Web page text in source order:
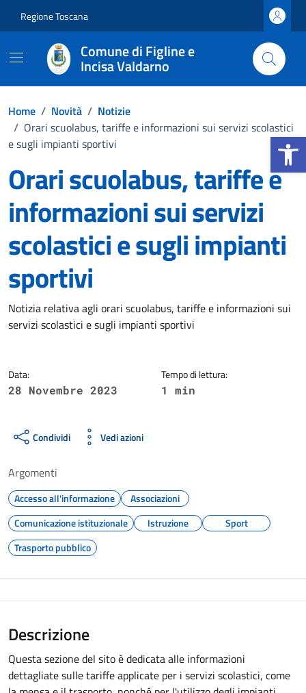
Apri la
Regione Toscana
Comune di Figline e
Incisa Valdarno
Home / Novità / Notizie
/ Orari scuolabus, tariffe e informazioni sui servizi scolastici
e sugli impianti sportivi
Orari scuolabus, tariffe e
informazioni sui servizi
scolastici e sugli impianti
sportivi
Dettagli della notizia
Notizia relativa agli orari scuolabus, tariffe e informazioni sui
servizi scolastici e sugli impianti sportivi
Data:
28 Novembre 2023
Tempo di lettura:
1 min
Condividi Vedi azioni
Argomenti
Accesso all'informazione
Associazioni
Comunicazione istituzionale
Istruzione
Sport
Trasporto pubblico
Descrizione
Questa sezione del sito è dedicata alle informazioni
dettagliate sulle tariffe applicate per i servizi scolastici, come